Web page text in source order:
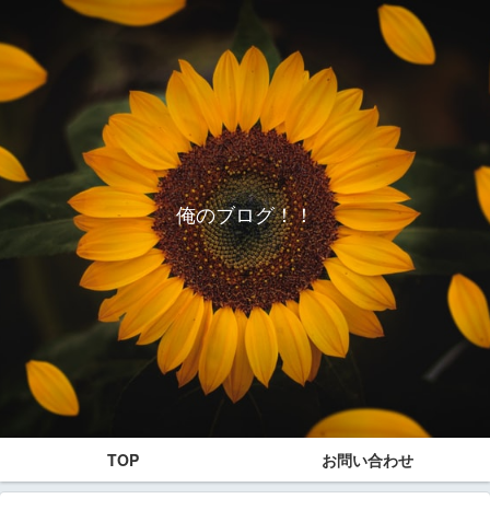
俺のブログ！！
TOP お問い合わせ